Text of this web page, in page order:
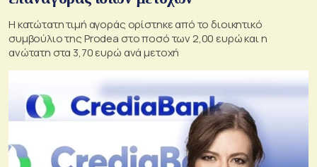
Η κατώτατη τιμή αγοράς ορίστηκε από το διοικητικό
συμβούλιο της Prodea στο ποσό των 2,00 ευρώ και η
ανώτατη στα 3,70 ευρώ ανά μετοχή